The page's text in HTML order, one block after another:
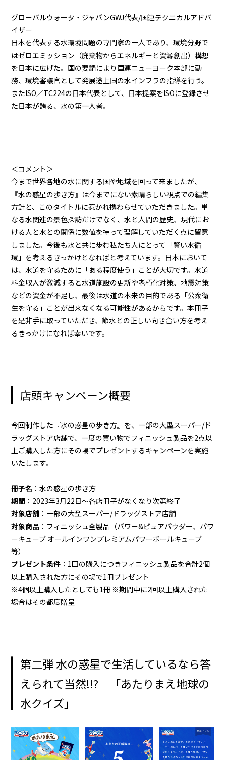
グローバルウォータ・ジャパンGWJ代表/国連テクニカルアドバ
イザー
日本を代表する水環境問題の専門家の一人であり、環境分野で
はゼロエミッション（廃棄物からエネルギーと資源創出）構想
を日本に広げた。国の要請により国連ニューヨーク本部に勤
務、環境審議官として発展途上国の水インフラの指導を行う。
またISO／TC224の日本代表として、日本提案をISOに登録させ
た日本が誇る、水の第一人者。
＜コメント＞
今まで世界各地の水に関する国や地域を回って来ましたが、
『水の惑星の歩き方』は今までにない素晴らしい視点での編集
方針と、このタイトルに惹かれ携わらせていただきました。単
なる水関連の景色探訪だけでなく、水と人間の歴史、現代にお
ける人と水との関係に数値を持って理解していただく点に留意
しました。今後も水と共に歩む私たち人にとって「賢い水循
環」を考えるきっかけとなればと考えています。日本において
は、水道を守るために「ある程度使う」ことが大切です。水道
料金収入が激減すると水道施設の更新や老朽化対策、地震対策
などの資金が不足し、最後は水道の本来の目的である「公衆衛
生を守る」ことが出来なくなる可能性があるからです。本冊子
を是非手に取っていただき、節水との正しい向き合い方を考え
るきっかけになれば幸いです。
店頭キャンペーン概要
今回制作した『水の惑星の歩き方』を、一部の大型スーパー/ド
ラッグストア店舗で、一度の買い物でフィニッシュ製品を2点以
上ご購入した方にその場でプレゼントするキャンペーンを実施
いたします。
冊子名 ：水の惑星の歩き方
期間 ：2023年3月22日～各店冊子がなくなり次第終了
対象店舗 ：一部の大型スーパー/ドラッグストア店舗
対象商品 ：フィニッシュ全製品（パワー&ピュアパウダー、パワ
ーキューブ オールインワンプレミアムパワーボールキューブ
等）
プレゼント条件 ：1回の購入につきフィニッシュ製品を合計2個
以上購入された方にその場で1冊プレゼント
※4個以上購入したとしても1冊 ※期間中に2回以上購入された
場合はその都度贈呈
第二弾 水の惑星で生活しているなら答
えられて当然!!? 「あたりまえ地球の
水クイズ」